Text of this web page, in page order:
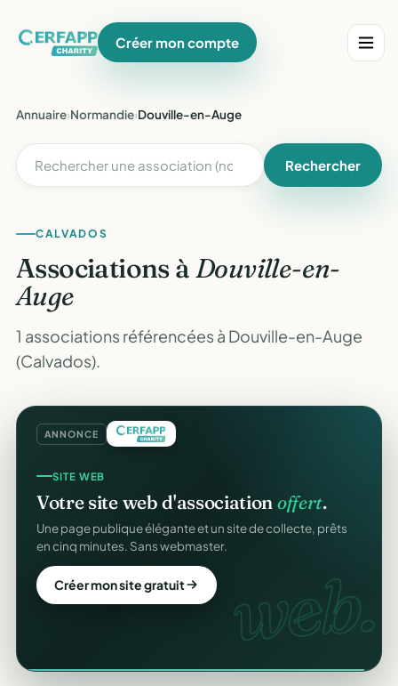
Créer mon compte
Annuaire›Normandie›Douville-en-Auge
Rechercher
CALVADOS
Associations àDouville-en-
Auge
1 associations référencées à Douville-en-Auge
(Calvados).
ANNONCE
web.
SITE WEB
Votre site web d'associationoffert.
Une page publique élégante et un site de collecte, prêts
en cinq minutes. Sans webmaster.
Créer mon site gratuit
COLLECTE DE DONS
Collectez des donsen ligne.
Campagnes, paiement sécurisé, reçu fiscal instantané
pour chaque donateur. 100 % gratuit.
Lancer ma collecte